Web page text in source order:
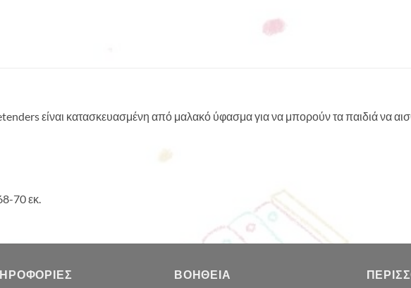
είναι κατασκευασμένη από μαλακό ύφασμα για να μπορούν τα παιδιά να
70 εκ.
ΒΟΉΘΕΙΑ